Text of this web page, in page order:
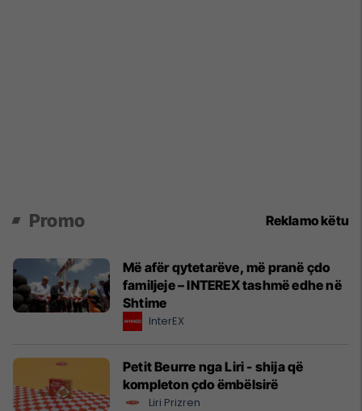
Promo Reklamo këtu
Më afër qytetarëve, më pranë çdo
familjeje – INTEREX tashmë edhe në
Shtime
InterEX
Petit Beurre nga Liri - shija që
kompleton çdo ëmbëlsirë
Liri Prizren